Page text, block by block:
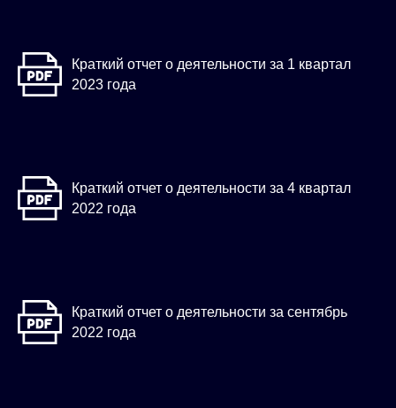
Краткий отчет о деятельности за 1 квартал
2023 года
Краткий отчет о деятельности за 4 квартал
2022 года
Краткий отчет о деятельности за сентябрь
2022 года